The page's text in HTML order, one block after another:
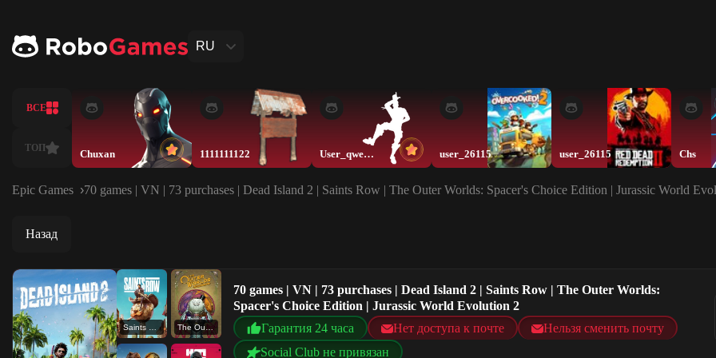
RU
ВСЕ
ТОП Chuxan 1111111122 User_qwerty user_26115 user_26115 Chs
Epic Games 70 games | VN | 73 purchases | Dead Island 2 | Saints Row | The Outer Worlds: Spacer's Choice Edition | Jurassic World
Назад
The Outer Worlds: Spacer's Choice Edition
70 games | VN | 73 purchases | Dead Island 2 | Saints Row | The Outer Worlds:
Spacer's Choice Edition | Jurassic World Evolution 2
Гарантия 24 часа
Нет доступа к почте
Нельзя сменить почту
Social Club не привязан